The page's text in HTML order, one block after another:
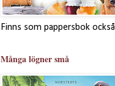
Finns som pappersbok också
Många lögner små